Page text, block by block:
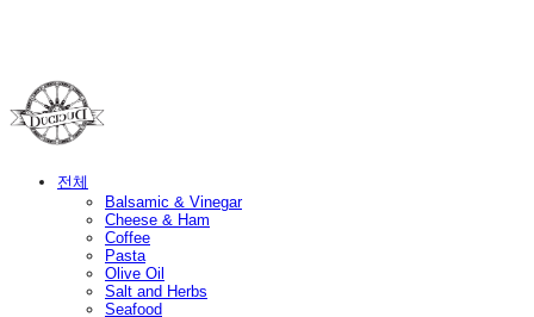
전체
Balsamic & Vinegar
Cheese & Ham
Coffee
Pasta
Olive Oil
Salt and Herbs
Seafood